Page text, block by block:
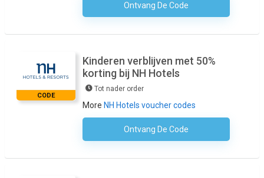
Ontvang De CodeGeen Code Nodig
CODE
Kinderen verblijven met 50%
korting bij NH Hotels
Tot nader order
More NH Hotels voucher codes
Ontvang De CodeGeen Code Nodig